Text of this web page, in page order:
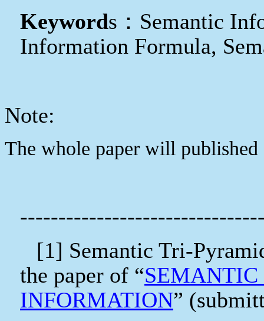
Keywords ： Semantic
Information Formula,
Note:
The whole paper will published
[1] Semantic Tri-
the paper of “
INFORMATION”